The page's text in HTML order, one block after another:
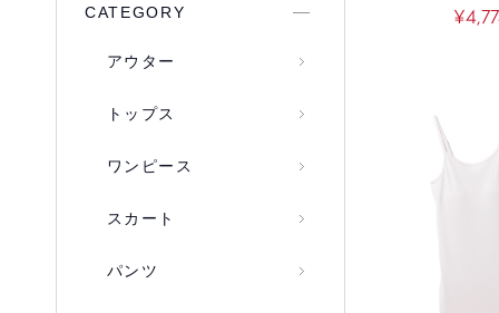
CATEGORY
アウター
トップス
ワンピース
スカート
パンツ